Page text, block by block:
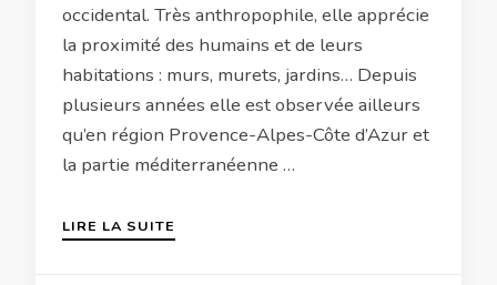
occidental. Très anthropophile, elle apprécie
la proximité des humains et de leurs
habitations : murs, murets, jardins… Depuis
plusieurs années elle est observée ailleurs
qu’en région Provence-Alpes-Côte d’Azur et
la partie méditerranéenne …
LIRE LA SUITE